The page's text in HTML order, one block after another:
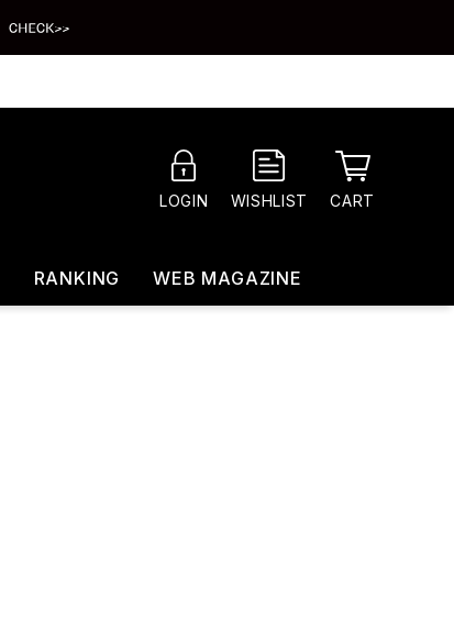
LOGIN WISHLIST CART
RANKING WEB MAGAZINE